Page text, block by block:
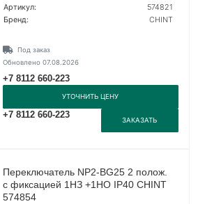
Артикул:
574821
Бренд:
CHINT
Под заказ
Обновлено 07.08.2026
+7 8112 660-223
УТОЧНИТЬ ЦЕНУ
+7 8112 660-223
ЗАКАЗАТЬ
Переключатель NP2-BG25 2 полож.
с фиксацией 1НЗ +1НО IP40 CHINT
574854